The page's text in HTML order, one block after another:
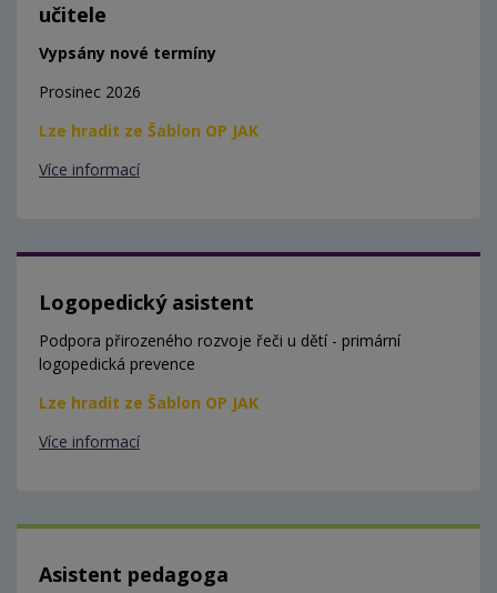
učitele
Vypsány nové termíny
Prosinec 2026
Lze hradit ze Šablon OP JAK
Více informací
Logopedický asistent
Podpora přirozeného rozvoje řeči u dětí - primární
logopedická prevence
Lze hradit ze Šablon OP JAK
Více informací
Asistent pedagoga